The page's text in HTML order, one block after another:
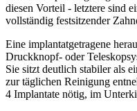
diesen Vorteil - letztere sind
vollständig festsitzender
Eine implantatgetragene
Druckknopf- oder
Sie sitzt deutlich stabiler als
zur täglichen Reinigung
4 Implantate nötig, im